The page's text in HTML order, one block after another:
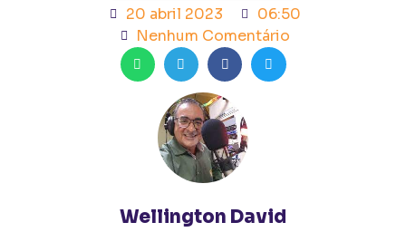
20 abril 2023
06:50
Nenhum Comentário
Wellington David